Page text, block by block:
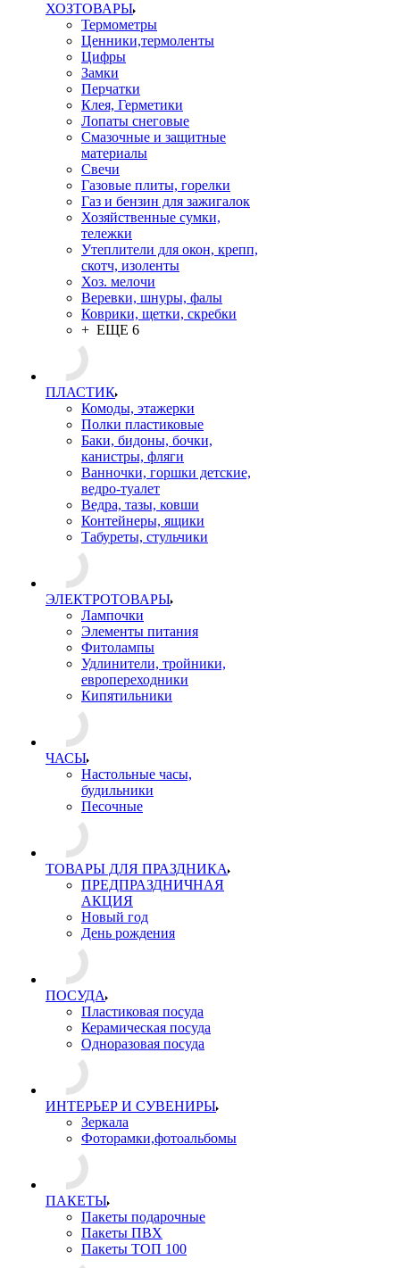
ХОЗТОВАРЫ
Термометры
Ценники,термоленты
Цифры
Замки
Перчатки
Клея, Герметики
Лопаты снеговые
Смазочные и защитные
материалы
Свечи
Газовые плиты, горелки
Газ и бензин для зажигалок
Хозяйственные сумки,
тележки
Утеплители для окон, крепп,
скотч, изоленты
Хоз. мелочи
Веревки, шнуры, фалы
Коврики, щетки, скребки
+ ЕЩЕ 6
ПЛАСТИК
Комоды, этажерки
Полки пластиковые
Баки, бидоны, бочки,
канистры, фляги
Ванночки, горшки детские,
ведро-туалет
Ведра, тазы, ковши
Контейнеры, ящики
Табуреты, стульчики
ЭЛЕКТРОТОВАРЫ
Лампочки
Элементы питания
Фитолампы
Удлинители, тройники,
европереходники
Кипятильники
ЧАСЫ
Настольные часы,
будильники
Песочные
ТОВАРЫ ДЛЯ ПРАЗДНИКА
ПРЕДПРАЗДНИЧНАЯ
АКЦИЯ
Новый год
День рождения
ПОСУДА
Пластиковая посуда
Керамическая посуда
Одноразовая посуда
ИНТЕРЬЕР И СУВЕНИРЫ
Зеркала
Фоторамки,фотоальбомы
ПАКЕТЫ
Пакеты подарочные
Пакеты ПВХ
Пакеты ТОП 100